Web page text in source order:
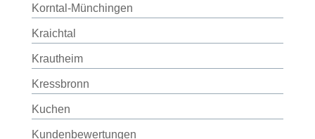
Korntal-Münchingen
Kraichtal
Krautheim
Kressbronn
Kuchen
Kundenbewertungen